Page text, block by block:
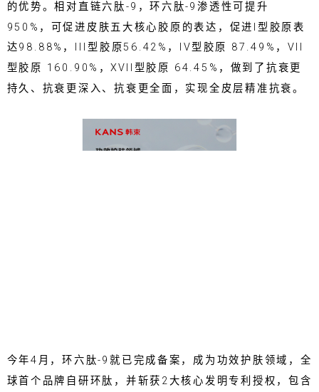
的优势。相对直链六肽-9，环六肽-9渗透性可提升
950%，可促进皮肤五大核心胶原的表达，促进I型胶原表
达98.88%，III型胶原56.42%，IV型胶原 87.49%，VII
型胶原 160.90%，XVII型胶原 64.45%，做到了抗衰更
持久、抗衰更深入、抗衰更全面，实现全皮层精准抗衰。
今年4月，环六肽-9就已完成备案，成为功效护肤领域，全
球首个品牌自研环肽，并斩获2大核心发明专利授权，包含